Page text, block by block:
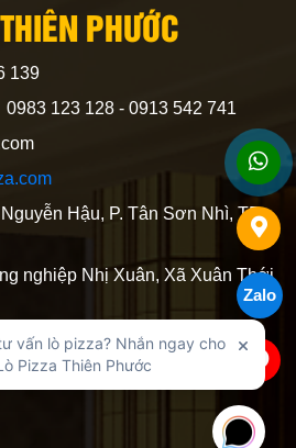
PHƯỚC
139
123 128 - 0913 542 741
Hậu, P. Tân Sơn Nhì, TP.
nghiệp Nhị Xuân, Xã Xuân Thới
Zalo